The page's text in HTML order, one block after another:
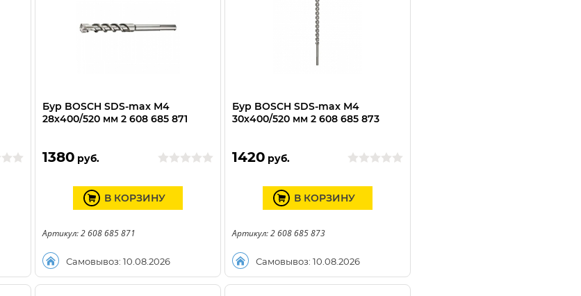
Бур BOSCH SDS-max М4
28х400/520 мм 2 608 685 871
1380 руб.
Самовывоз: 10.08.2026
В КОРЗИНУ
Артикул: 2 608 685 871
Бур BOSCH SDS-max М4
30х400/520 мм 2 608 685 873
1420 руб.
Самовывоз: 10.08.2026
В КОРЗИНУ
Артикул: 2 608 685 873